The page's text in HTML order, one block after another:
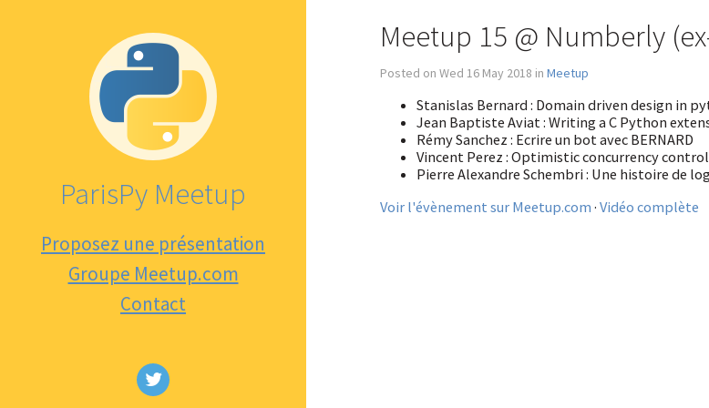
ParisPy Meetup
Proposez une présentation
Groupe Meetup.com
Contact
Meetup 15 @ Numberly
Posted on Wed 16 May 2018 in Meetup
Stanislas Bernard : Domain driven design in
Jean Baptiste Aviat : Writing a C Python
Rémy Sanchez : Ecrire un bot avec BERNARD
Vincent Perez : Optimistic concurrency control
Pierre Alexandre Schembri : Une histoire de
Voir l'évènement sur Meetup.com · Vidéo complète